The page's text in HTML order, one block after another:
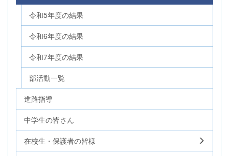
令和5年度の結果
令和6年度の結果
令和7年度の結果
部活動一覧
進路指導
中学生の皆さん
在校生・保護者の皆様